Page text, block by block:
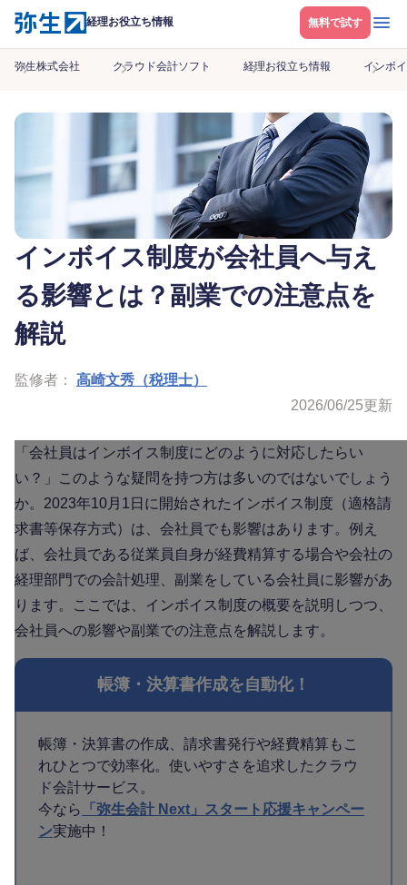
経理お役立ち情報 無料で試す メニ
弥生株式会社 クラウド会計ソフト 経理お役立ち情報 インボ
インボイス制度が会社員へ与え
る影響とは？副業での注意点を
解説
監修者： 高崎文秀（税理士）
2026/06/25更新
「会社員はインボイス制度にどのように対応したらい
い？」このような疑問を持つ方は多いのではないでしょう
か。2023年10月1日に開始されたインボイス制度（適格請
求書等保存方式）は、会社員でも影響はあります。例え
ば、会社員である従業員自身が経費精算する場合や会社の
経理部門での会計処理、副業をしている会社員に影響があ
ります。ここでは、インボイス制度の概要を説明しつつ、
会社員への影響や副業での注意点を解説します。
帳簿・決算書作成を自動化！
帳簿・決算書の作成、請求書発行や経費精算もこ
れひとつで効率化。使いやすさを追求したクラウ
ド会計サービス。
今なら
「弥生会計 Next」スタート応援キャンペー
ン実施中！